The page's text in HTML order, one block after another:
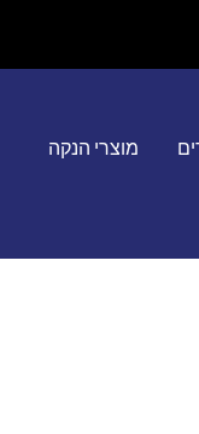
מוצרי הנקה